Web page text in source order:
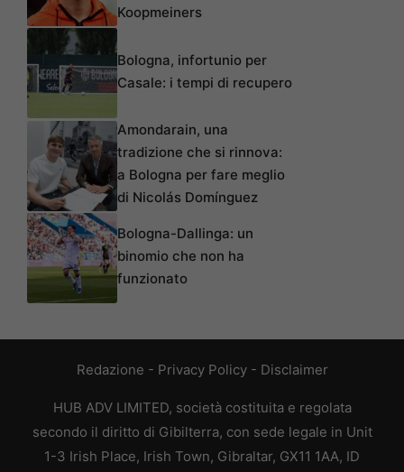
Koopmeiners
Bologna, infortunio per
Casale: i tempi di recupero
Amondarain, una
tradizione che si rinnova:
a Bologna per fare meglio
di Nicolás Domínguez
Bologna-Dallinga: un
binomio che non ha
funzionato
Redazione - Privacy Policy- Disclaimer
HUB ADV LIMITED, società costituita e regolata
secondo il diritto di Gibilterra, con sede legale in Unit
1-3 Irish Place, Irish Town, Gibraltar, GX11 1AA, ID